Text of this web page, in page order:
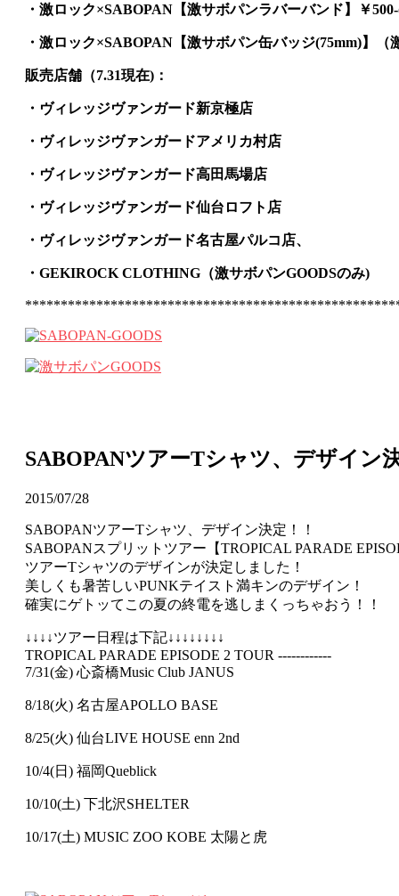
・激ロック×SABOPAN【激サボパンラバーバンド】￥
・激ロック×SABOPAN【激サボパン缶バッジ(75mm)】（
販売店舗（7.31現在)：
・ヴィレッジヴァンガード新京極店
・ヴィレッジヴァンガードアメリカ村店
・ヴィレッジヴァンガード高田馬場店
・ヴィレッジヴァンガード仙台ロフト店
・ヴィレッジヴァンガード名古屋パルコ店、
・GEKIROCK CLOTHING（激サボパンGOODSのみ)
SABOPANツアーTシャツ、デザイン
2015/07/28
SABOPANツアーTシャツ、デザイン決定！！
SABOPANスプリットツアー【TROPICAL PARADE
ツアーTシャツのデザインが決定しました！
美しくも暑苦しいPUNKテイスト満キンのデザイン！
確実にゲトッてこの夏の終電を逃しまくっちゃおう！！
↓↓↓↓ツアー日程は下記↓↓↓↓↓↓↓↓
TROPICAL PARADE EPISODE 2 TOUR ------------
7/31(金) 心斎橋Music Club JANUS
8/18(火) 名古屋APOLLO BASE
8/25(火) 仙台LIVE HOUSE enn 2nd
10/4(日) 福岡Queblick
10/10(土) 下北沢SHELTER
10/17(土) MUSIC ZOO KOBE 太陽と虎